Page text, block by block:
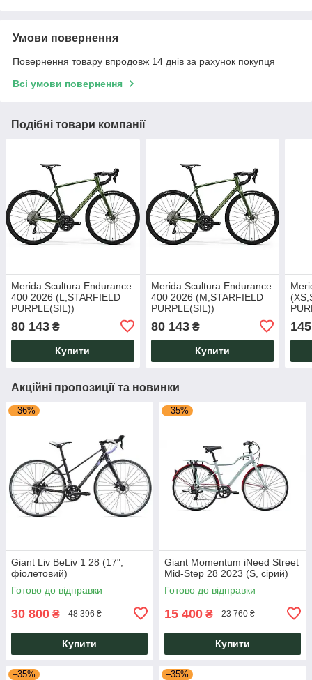
Умови повернення
Повернення товару впродовж 14 днів за рахунок покупця
Всі умови повернення
Подібні товари компанії
Merida Scultura Endurance
400 2026 (L,STARFIELD
PURPLE(SIL))
80 143 ₴
Купити
Merida Scultura Endurance
400 2026 (M,STARFIELD
PURPLE(SIL))
80 143₴
Купити
Акційні пропозиції та новинки
–36%
Giant Liv BeLiv 1 28 (17",
фіолетовий)
Готово до відправки
30 800 ₴ 48 396 ₴
Купити
–35%
Giant Momentum iNeed Street
Mid-Step 28 2023 (S, сірий)
Готово до відправки
15 400 ₴ 23 760 ₴
Купити
–35% –35%